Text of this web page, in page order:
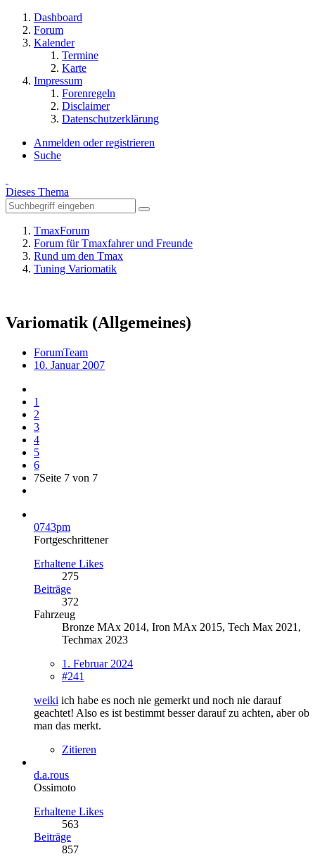
Dashboard
Forum
Kalender
Termine
Karte
Impressum
Forenregeln
Disclaimer
Datenschutzerklärung
Anmelden oder registrieren
Suche
Dieses Thema
TmaxForum
Forum für Tmaxfahrer und Freunde
Rund um den Tmax
Tuning Variomatik
Variomatik (Allgemeines)
ForumTeam
10. Januar 2007
1
2
3
4
5
6
7Seite 7 von 7
0743pm
Fortgeschrittener
Erhaltene Likes
275
Beiträge
372
Fahrzeug
Bronze MAx 2014, Iron MAx 2015, Tech Max 2021,
Techmax 2023
1. Februar 2024
#241
weiki ich habe es noch nie gemerkt und noch nie darauf
geachtet! Also es ist bestimmt besser darauf zu achten, aber ob
man das merkt.
Zitieren
d.a.rous
Ossimoto
Erhaltene Likes
563
Beiträge
857